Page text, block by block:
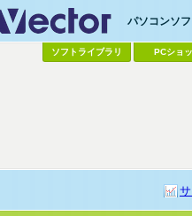
パソコンソ
ソフトライブラリ PCショ